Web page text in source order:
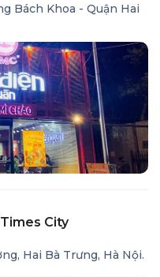
Bách Khoa - Quận Hai
City
Hai Bà Trưng, Hà Nội.